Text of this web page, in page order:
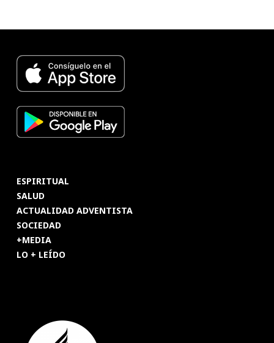
ESPIRITUAL
SALUD
ACTUALIDAD ADVENTISTA
SOCIEDAD
+MEDIA
LO + LEÍDO